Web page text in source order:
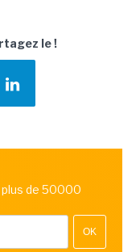
le !
de 50000
OK